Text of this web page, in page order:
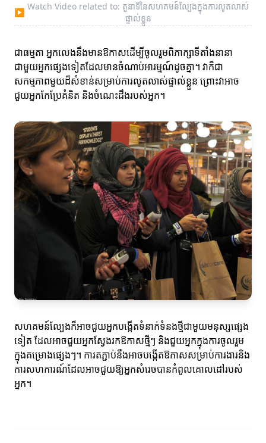
▶
Watch Video related to: តួនាទីនៃសហគមន៍ល្បែងក្នុងការលូតលាស់
ផ្ទាល់ខ្លួន
ជាធម្មតា អ្នកលេងនឹងមានឱកាសដើម្បីចូលរួមពិភាក្សាទីតាំងនានា
ជាមួយអ្នកផ្សេងទៀតដែលមានចំណាប់អារម្មណ៍ដូចគ្នា។ វាក៏ជា
សកម្មភាពមួយដ៏សំខាន់សម្រាប់ការលូតលាស់ផ្ទាល់ខ្លួន ព្រោះវាអាច
ជួយអ្នកកែប្រែគំនិត និងចំណេះដឹងរបស់អ្នក។
សហគមន៍ល្បែងក៏អាចជួយអ្នកបង្កើតទំនាក់ទំនងថ្មីជាមួយមនុស្សផ្សេង
ទៀត ដែលអាចជួយអ្នកស្វែងរកឱកាសថ្មីៗ និងជួយអ្នកក្នុងការចូលរួម
ក្នុងគម្រោងផ្សេងៗ។ ការតភ្ជាប់នឹងអាចបង្កើតឱកាសសម្រាប់ការងារនិង
ការសហការណ៍ដែលអាចជួយឱ្យអ្នកសំរេចបានកំពូលគោលដៅរបស់
អ្នក។